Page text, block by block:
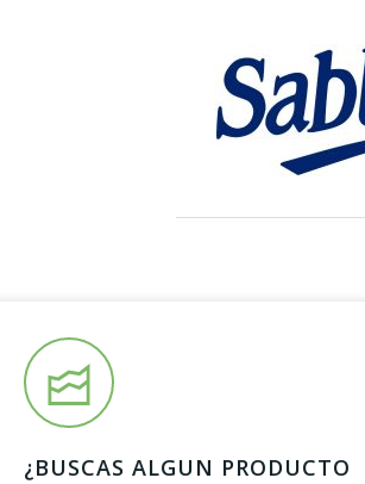
¿BUSCAS ALGUN PRODUCTO